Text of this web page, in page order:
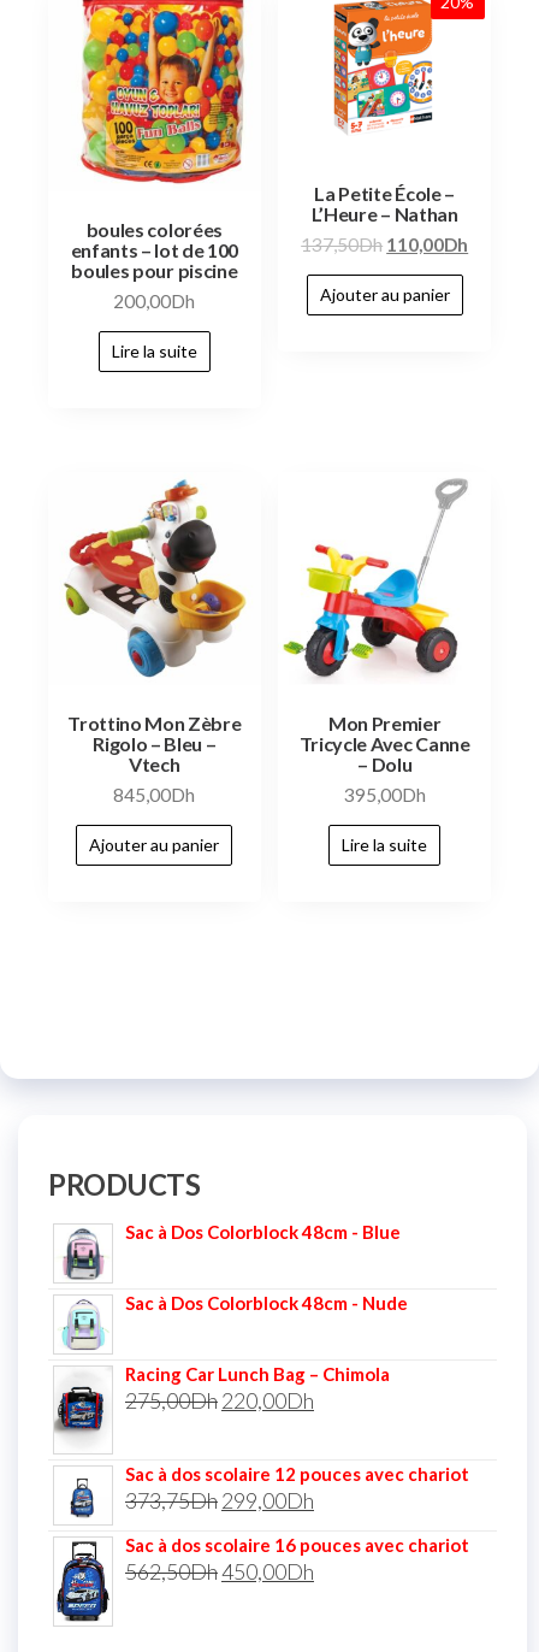
boules colorées
enfants – lot de 100
boules pour piscine
200,00Dh
Lire la suite
La Petite École –
L’Heure – Nathan
137,50Dh 110,00Dh
Ajouter au panier
Trottino Mon Zèbre
Rigolo – Bleu –
Vtech
845,00Dh
Ajouter au panier
Mon Premier
Tricycle Avec Canne
– Dolu
395,00Dh
Lire la suite
PRODUCTS
Sac à Dos Colorblock 48cm - Blue
Sac à Dos Colorblock 48cm - Nude
Racing Car Lunch Bag – Chimola
275,00Dh220,00Dh
Sac à dos scolaire 12 pouces avec chariot
373,75Dh299,00Dh
Sac à dos scolaire 16 pouces avec chariot
562,50Dh450,00Dh